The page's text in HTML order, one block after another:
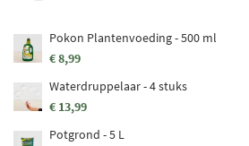
Pokon Plantenvoeding - 500 ml
€ 8,99
Waterdruppelaar - 4 stuks
€ 13,99
Potgrond - 5 L